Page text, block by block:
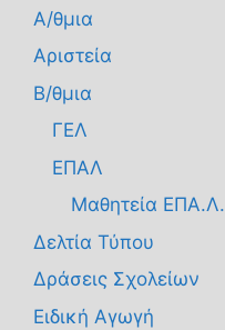
Α/θμια
Αριστεία
Β/θμια
ΓΕΛ
ΕΠΑΛ
Μαθητεία ΕΠΑ.Λ.
Δελτία Τύπου
Δράσεις Σχολείων
Ειδική Αγωγή